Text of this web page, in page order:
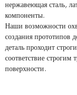
нержавеющая сталь,
компоненты.
Наши возможности
создания прототипов
деталь проходит
соответствие строгим
поверхности.